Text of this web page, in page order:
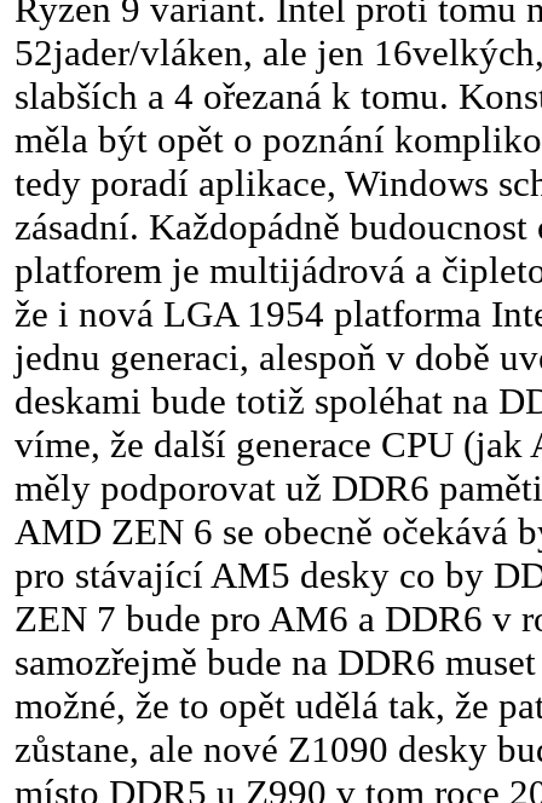
Ryzen 9 variant. Intel proti tomu
52jader/vláken, ale jen
slabších a 4 ořezaná k tomu.
měla být opět o poznání
tedy poradí aplikace, Windows
zásadní. Každopádně
platforem je multijádrová a
že i nová LGA 1954 platforma
jednu generaci, alespoň v době
deskami bude totiž spoléhat na
víme, že další generace CPU
měly podporovat už DDR6
AMD ZEN 6 se obecně očekává
pro stávající AM5 desky co by
ZEN 7 bude pro AM6 a DDR6 v
samozřejmě bude na DDR6
možné, že to opět udělá tak, že
zůstane, ale nové Z1090 desky
místo DDR5 u Z990 v tom roce